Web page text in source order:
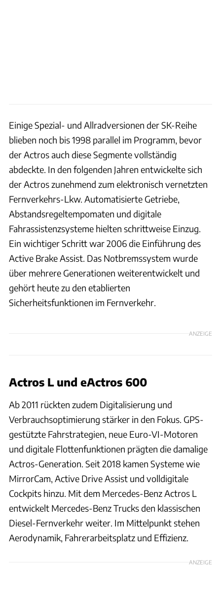
Einige Spezial- und Allradversionen der SK-Reihe
blieben noch bis 1998 parallel im Programm, bevor
der Actros auch diese Segmente vollständig
abdeckte. In den folgenden Jahren entwickelte sich
der Actros zunehmend zum elektronisch vernetzten
Fernverkehrs-Lkw. Automatisierte Getriebe,
Abstandsregeltempomaten und digitale
Fahrassistenzsysteme hielten schrittweise Einzug.
Ein wichtiger Schritt war 2006 die Einführung des
Active Brake Assist. Das Notbremssystem wurde
über mehrere Generationen weiterentwickelt und
gehört heute zu den etablierten
Sicherheitsfunktionen im Fernverkehr.
ANZEIGE
Actros L und eActros 600
Ab 2011 rückten zudem Digitalisierung und
Verbrauchsoptimierung stärker in den Fokus. GPS-
gestützte Fahrstrategien, neue Euro-VI-Motoren
und digitale Flottenfunktionen prägten die damalige
Actros-Generation. Seit 2018 kamen Systeme wie
MirrorCam, Active Drive Assist und volldigitale
Cockpits hinzu. Mit dem Mercedes-Benz Actros L
entwickelt Mercedes-Benz Trucks den klassischen
Diesel-Fernverkehr weiter. Im Mittelpunkt stehen
Aerodynamik, Fahrerarbeitsplatz und Effizienz.
ANZEIGE